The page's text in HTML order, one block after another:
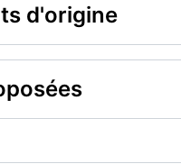
d'origine